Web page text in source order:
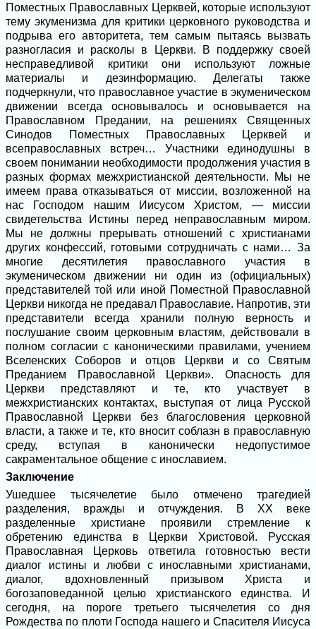
Поместных Православных Церквей, которые используют
тему экуменизма для критики церковного руководства и
подрыва его авторитета, тем самым пытаясь вызвать
разногласия и расколы в Церкви. В поддержку своей
несправедливой критики они используют ложные
материалы и дезинформацию. Делегаты также
подчеркнули, что православное участие в экуменическом
движении всегда основывалось и основывается на
Православном Предании, на решениях Священных
Синодов Поместных Православных Церквей и
всеправославных встреч… Участники единодушны в
своем понимании необходимости продолжения участия в
разных формах межхристианской деятельности. Мы не
имеем права отказываться от миссии, возложенной на
нас Господом нашим Иисусом Христом, ― миссии
свидетельства Истины перед неправославным миром.
Мы не должны прерывать отношений с христианами
других конфессий, готовыми сотрудничать с нами… За
многие десятилетия православного участия в
экуменическом движении ни один из (официальных)
представителей той или иной Поместной Православной
Церкви никогда не предавал Православие. Напротив, эти
представители всегда хранили полную верность и
послушание своим церковным властям, действовали в
полном согласии с каноническими правилами, учением
Вселенских Соборов и отцов Церкви и со Святым
Преданием Православной Церкви». Опасность для
Церкви представляют и те, кто участвует в
межхристианских контактах, выступая от лица Русской
Православной Церкви без благословения церковной
власти, а также и те, кто вносит соблазн в православную
среду, вступая в канонически недопустимое
сакраментальное общение с инославием.
Заключение
Ушедшее тысячелетие было отмечено трагедией
разделения, вражды и отчуждения. В XX веке
разделенные христиане проявили стремление к
обретению единства в Церкви Христовой. Русская
Православная Церковь ответила готовностью вести
диалог истины и любви с инославными христианами,
диалог, вдохновленный призывом Христа и
богозаповеданной целью христианского единства. И
сегодня, на пороге третьего тысячелетия со дня
Рождества по плоти Господа нашего и Спасителя Иисуса